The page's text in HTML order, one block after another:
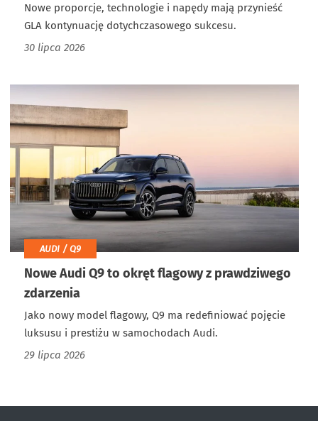
Nowe proporcje, technologie i napędy mają przynieść
GLA kontynuację dotychczasowego sukcesu.
30 lipca 2026
AUDI / Q9
Nowe Audi Q9 to okręt flagowy z prawdziwego
zdarzenia
Jako nowy model flagowy, Q9 ma redefiniować pojęcie
luksusu i prestiżu w samochodach Audi.
29 lipca 2026